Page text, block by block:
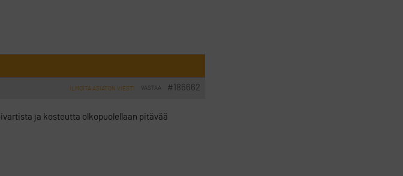
#186662
VASTAA
ILMOITA ASIATON VIESTI
ja kosteutta olkopuolellaan pitävää